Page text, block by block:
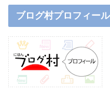
ブログ村プロフィール